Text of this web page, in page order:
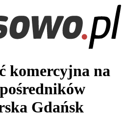
komercyjna na
Gdańsk